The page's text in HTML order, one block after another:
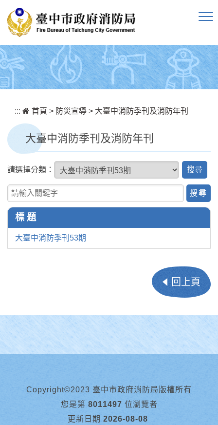
::: 首頁 > 防災宣導 > 大臺中消防季刊及消防年刊
大臺中消防季刊及消防年刊
請選擇分類：
關鍵字查詢
標 題
大臺中消防季刊53期
回上頁
Copyright©2023 臺中市政府消防局版權所有
您是第 8011497 位瀏覽者
更新日期 2026-08-08